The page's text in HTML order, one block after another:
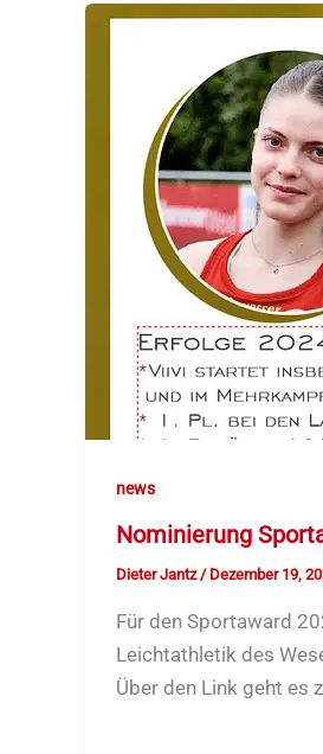
news
Nominierung
Dieter Jantz/ Dezember 19,
Für den Sportaward
Leichtathletik des
Über den Link geht es